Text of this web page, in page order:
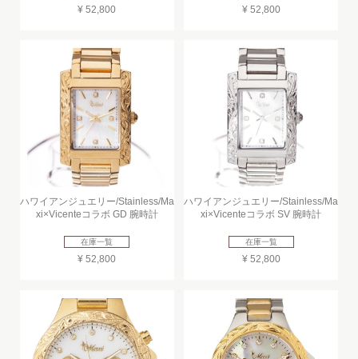
¥ 52,800 ¥ 52,800
ハワイアンジュエリー/Stainless/Ma
xi×Vicenteコラボ GD 腕時計
在庫一覧
¥ 52,800
ハワイアンジュエリー/Stainless/Ma
xi×Vicenteコラボ SV 腕時計
在庫一覧
¥ 52,800